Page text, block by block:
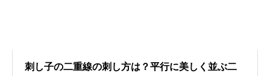
刺し子の二重線の刺し方は？平行に美しく並ぶ二